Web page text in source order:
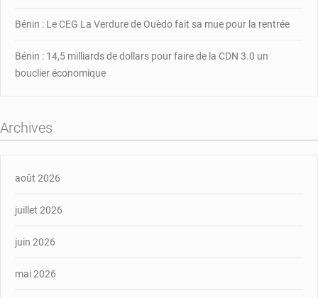
Bénin : Le CEG La Verdure de Ouèdo fait sa mue pour la rentrée
Bénin : 14,5 milliards de dollars pour faire de la CDN 3.0 un
bouclier économique
Archives
août 2026
juillet 2026
juin 2026
mai 2026